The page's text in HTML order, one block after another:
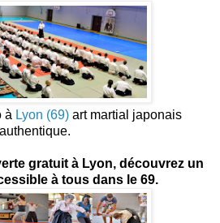
à Lyon (69)art martial japonais
authentique.
gratuit à Lyon, découvrez un
à tous dans le 69.